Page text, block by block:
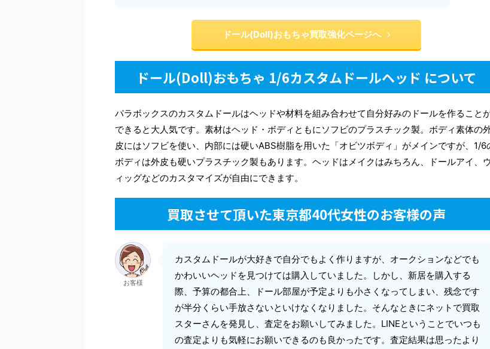
ドール(Doll)おもちゃ買取強化ページへ
ドール(Doll)おもちゃ 1/6カスタムドールヘッド について
パラボックスのカスタムドールはヘッドや材料を組み合わせて自分好みのドールを作ること
できると大人気です。素材はヘッド・ボディともにソフビのプラスチック製。ボディ素体の
皮にはソフビを使い、内部には硬いABS樹脂を用いた「オビツボディ」がメインですが、1/6
ボディは外皮も硬いプラスチック製もあります。ヘッドはメイクはみちろん、ドールアイ、ウ
ィッグなどのカスタマイズが自由にできます。
買取させて頂いた東京都40代女性のお客様の声
お客様
カスタムドールが大好きで自分でもよく作りますが、オークションなどでも
かわいいヘッドを見つけては購入していました。しかし、新居を購入する
際、予算の都合上、ドール部屋が予定よりも小さくなってしまい、残念です
が半分くらい手放さないといけなくなりました。そんなときにネットで買取
スターさんを発見し、査定をお願いしてみました。LINEということでいつも
の査定よりも気軽にお願いできるのも良かったです。査定結果は思ったより